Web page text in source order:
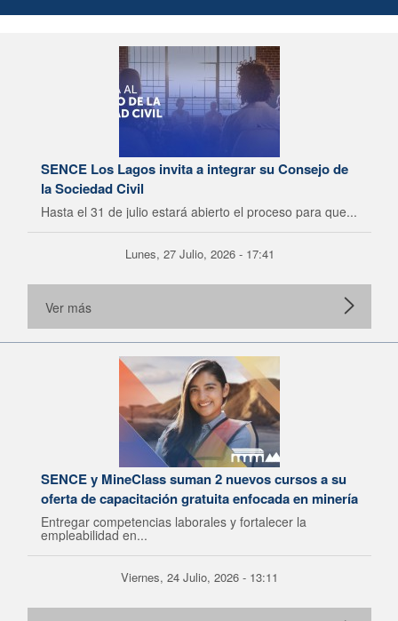
SENCE Los Lagos invita a integrar su Consejo de
la Sociedad Civil
Hasta el 31 de julio estará abierto el proceso para que...
Lunes, 27 Julio, 2026 - 17:41
Ver más
SENCE y MineClass suman 2 nuevos cursos a su
oferta de capacitación gratuita enfocada en minería
Entregar competencias laborales y fortalecer la
empleabilidad en...
Viernes, 24 Julio, 2026 - 13:11